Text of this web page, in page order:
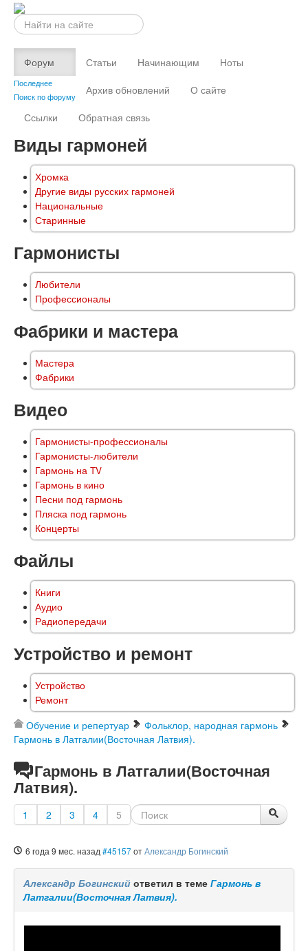
Искать...
Форум
Последнее
Поиск по форуму
Статьи Начинающим
Ноты
Архив обновлений
О сайте
Ссылки
Обратная связь
Виды гармоней
Хромка
Другие виды русских гармоней
Национальные
Старинные
Гармонисты
Любители
Профессионалы
Фабрики и мастера
Мастера
Фабрики
Видео
Гармонисты-профессионалы
Гармонисты-любители
Гармонь на TV
Гармонь в кино
Песни под гармонь
Пляска под гармонь
Концерты
Файлы
Книги
Аудио
Радиопередачи
Устройство и ремонт
Устройство
Ремонт
Обучение и репертуар
Фольклор, народная гармонь
Гармонь в Латгалии(Восточная Латвия).
Гармонь в Латгалии(Восточная
Латвия).
1 2 3 4 5
6 года 9 мес. назад #45157отАлександр Богинский
Александр Богинский ответил в теме Гармонь в
Латгалии(Восточная Латвия).